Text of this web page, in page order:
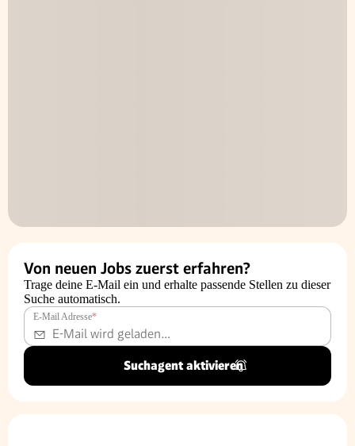
Von neuen Jobs zuerst erfahren?
Trage deine E-Mail ein und erhalte passende Stellen zu dieser
Suche automatisch.
E-Mail Adresse*
Suchagent aktivieren